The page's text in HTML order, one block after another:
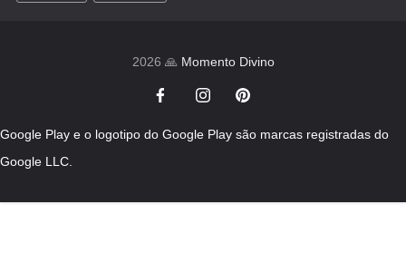
2026 🙏 Momento Divino
Google Play e o logotipo do Google Play são marcas registradas do
Google LLC.